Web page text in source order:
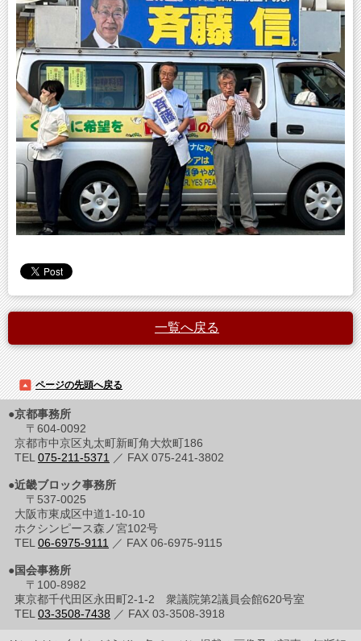
一覧へ戻る
ページの先頭へ戻る
●京都事務所
〒604-0092
京都市中京区丸太町新町角大炊町186
TEL 075-211-5371 ／ FAX 075-241-3802
●近畿ブロック事務所
〒537-0025
大阪市東成区中道1-10-10
ホクシンピース森ノ宮102号
TEL 06-6975-9111 ／ FAX 06-6975-9115
●国会事務所
〒100-8982
東京都千代田区永田町2-1-2 衆議院第2議員会館620号室
TEL 03-3508-7438 ／ FAX 03-3508-3918